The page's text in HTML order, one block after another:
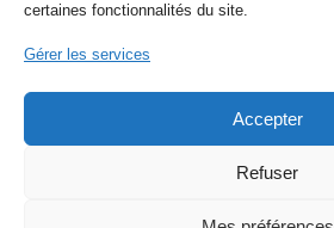
certaines fonctionnalités du site.
Gérer les services
Accepter
Refuser
1 2 Suivant »
Nos réseaux sociaux